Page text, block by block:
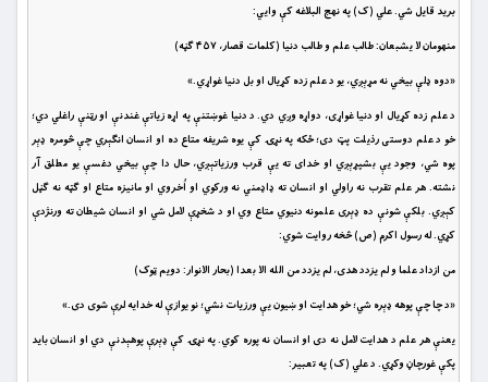
برید قایل شي. علي (ک) په نهج البلاغه کې وایي:
منهومان لا يشبعان: طالب علم و طالب دنيا (کلمات قصار، ۴۵۷ ګڼه)
«دوه ډلې بیخي نه مړېږي، یو د علم زده کړیال او بل دنیا غواړي.»
د علم زده کړیال او دنیا غواړی، دواړه وږي دي. د دنیا غوښتنې په اړه زیاتې غندنې او رټنې راغلي دي؛
خو د علم دوستی رذیلت پټ دی؛ ځکه په نړۍ کې یوه شریفه متاع ده او انسان انګېري چې څومره ډېر
پوه شي، وجود یې بشپړېږي او خدای ته یې قرب ورزیاتېږي، حال دا چې بیخي دغسې یو مطلق آر
نشته. هر علم تقرب نه راولي او انسان ته ډاډمني نه ورکوي او اُخروي او مانیزه متاع او ګټه نه ګڼل
کېږي. بلکې شونې ده ډ‌ېری علمونه دنیوي متاع وي او د شخړې لامل شي او انسان شیطان ته ورنژدې
کړي. له رسول اکرم (ص) څخه روایت شوي:
من ازداد علما و لم يزدد هدى، لم يزدد من الله الا بعدا (بحار الانوار: دویم ټوک)
«د چا چې پوهه ډېره شي؛ خو هدایت او ښیون یې ورزیات نشي؛ نو یوازې له خدایه لرې شوی دی.»
یعنې هر علم د هدایت لامل نه دی او انسان نه پوره کوي. په نړۍ کې ډېرې پوهېدنې دي او انسان باید
پکې غورچاڼ وکړي. د علي (ک) په تعبیر: